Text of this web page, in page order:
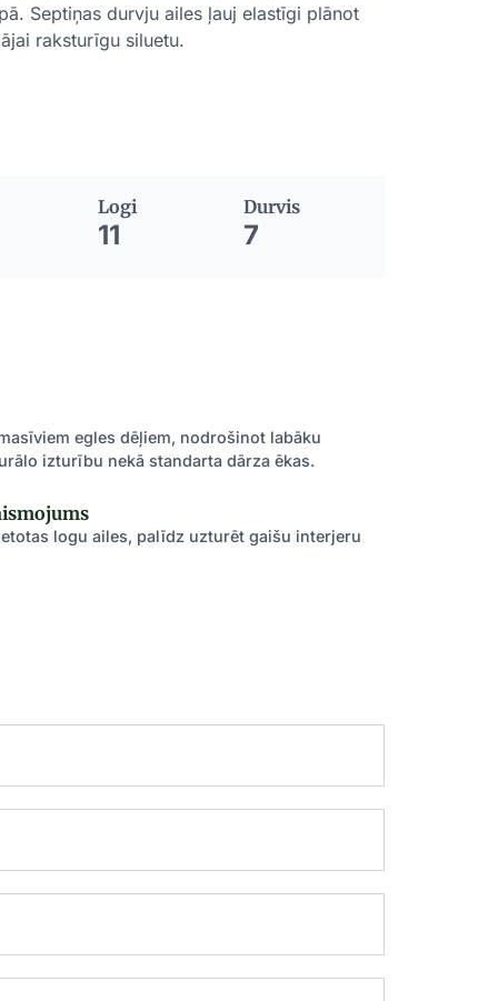
Septiņas durvju ailes ļauj elastīgi plānot
raksturīgu siluetu.
Logi
11
Durvis
7
egles dēļiem, nodrošinot labāku
izturību nekā standarta dārza ēkas.
logu ailes, palīdz uzturēt gaišu interjeru